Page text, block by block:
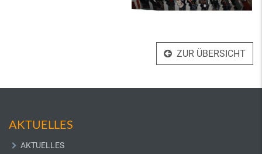
ZUR ÜBERSICHT
AKTUELLES
AKTUELLES